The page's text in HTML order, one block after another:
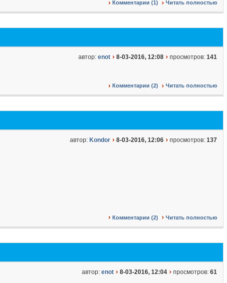
Комментарии (1) Читать полностью
автор: enot 8-03-2016, 12:08 просмотров: 141
Комментарии (2) Читать полностью
автор: Kondor 8-03-2016, 12:06 просмотров: 137
Комментарии (2) Читать полностью
автор: enot 8-03-2016, 12:04 просмотров: 61